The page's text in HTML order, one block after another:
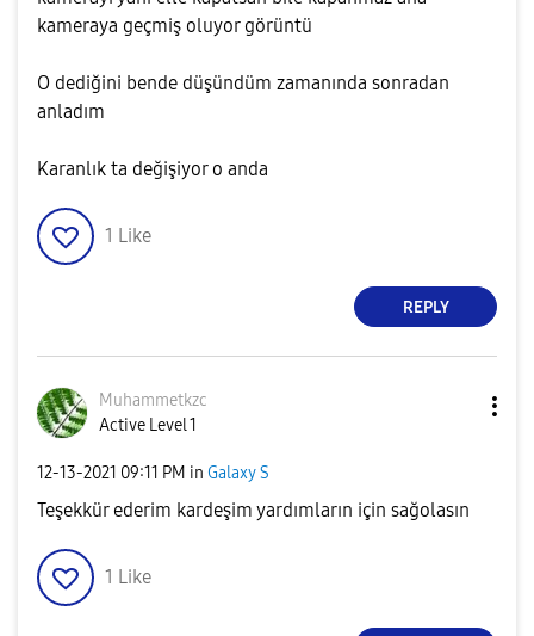
kameraya geçmiş oluyor görüntü
O dediğini bende düşündüm zamanında sonradan
anladım
Karanlık ta değişiyor o anda
1 Like
REPLY
Muhammetkzc
Active Level 1
‎12-13-2021 09:11 PM in Galaxy S
Teşekkür ederim kardeşim yardımların için sağolasın
1 Like